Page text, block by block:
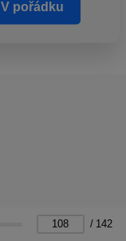
/ 142
V pořádku